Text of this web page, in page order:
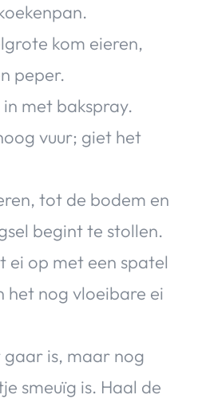
kom eieren,
peper.
met bakspray.
vuur; giet het
tot de bodem en
begint te stollen.
ei op met een spatel
het nog vloeibare ei
is, maar nog
smeuïg is. Haal de